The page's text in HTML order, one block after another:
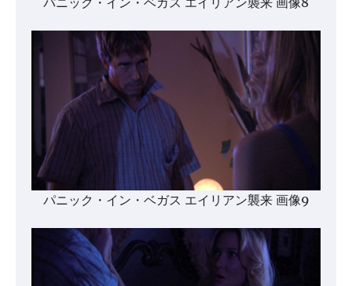
パニック・イン・ベガス エイリアン襲来 画像9